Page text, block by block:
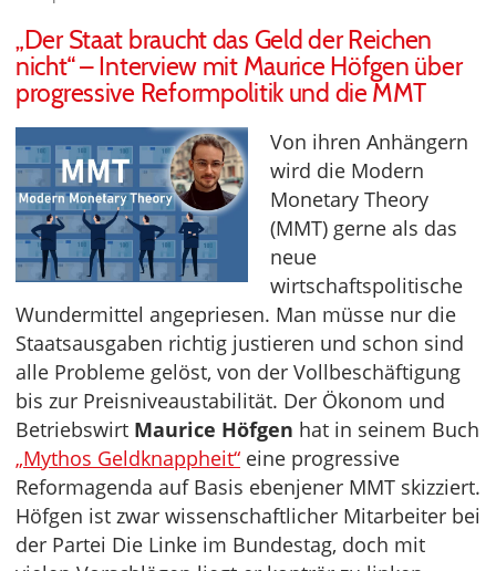
„Der Staat braucht das Geld der Reichen
nicht“ – Interview mit Maurice Höfgen über
progressive Reformpolitik und die MMT
Von ihren Anhängern
wird die Modern
Monetary Theory
(MMT) gerne als das
neue
wirtschaftspolitische
Wundermittel angepriesen. Man müsse nur die
Staatsausgaben richtig justieren und schon sind
alle Probleme gelöst, von der Vollbeschäftigung
bis zur Preisniveaustabilität. Der Ökonom und
Betriebswirt Maurice Höfgen hat in seinem Buch
„Mythos Geldknappheit“ eine progressive
Reformagenda auf Basis ebenjener MMT skizziert.
Höfgen ist zwar wissenschaftlicher Mitarbeiter bei
der Partei Die Linke im Bundestag, doch mit